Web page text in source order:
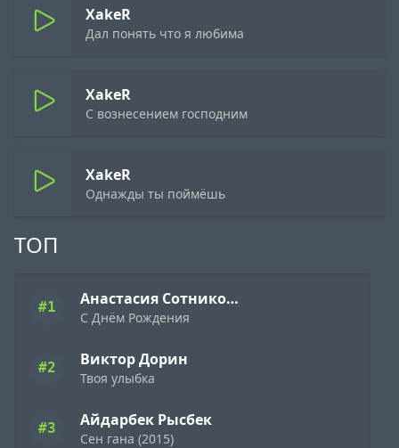
ТОП
#1 Анастасия Сотникова
С Днём Рождения
#2 Виктор Дорин
Твоя улыбка
#3 Айдарбек Рысбек
Сен гана (2015)
XakeR
Дал понять что я любима
XakeR
С вознесением господним
XakeR
Однажды ты поймёшь